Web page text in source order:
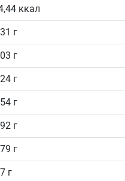
ккал
г
г
г
г
г
г
г